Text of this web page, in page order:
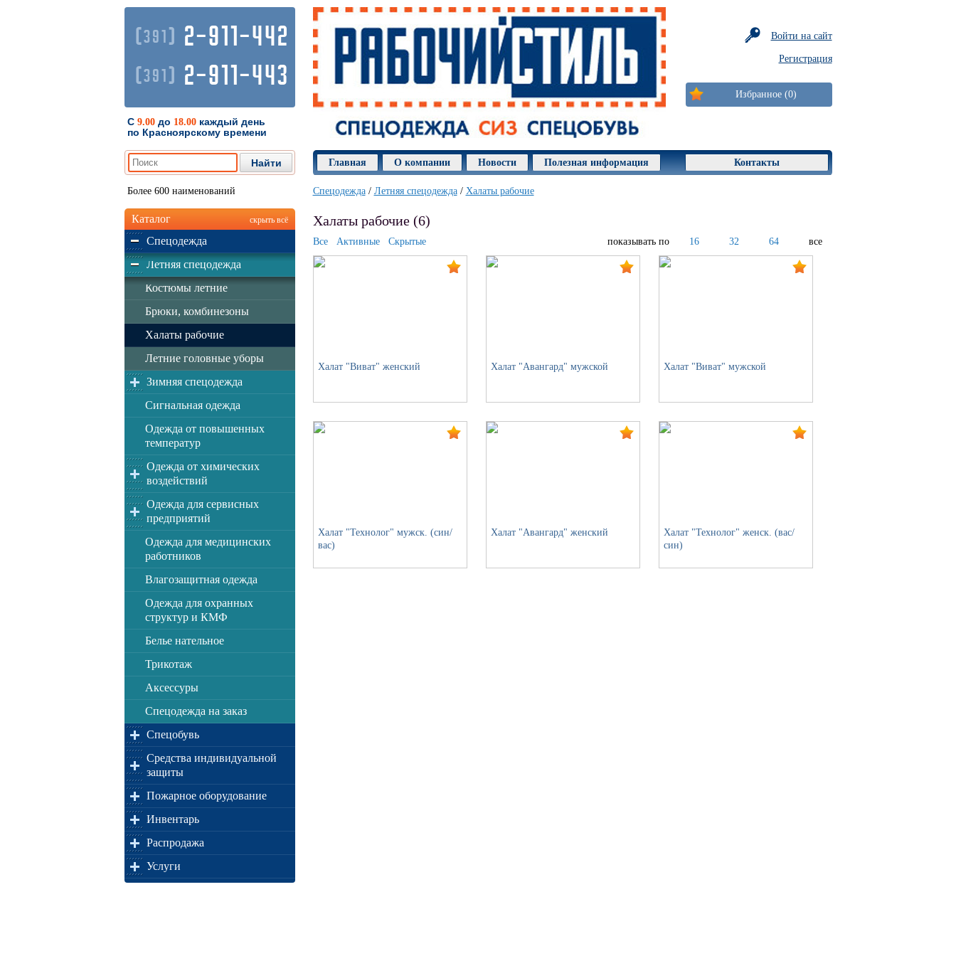
(391) 2-911-442
(391) 2-911-443
С 9.00до 18.00каждый день
по Красноярскому времени
Войти на сайт
Регистрация
Избранное (0)
Главная О компании Новости Полезная информация Контакты
Более 600 наименований
Каталог скрыть всё
Спецодежда
Летняя спецодежда
Костюмы летние
Брюки, комбинезоны
Халаты рабочие
Летние головные уборы
Зимняя спецодежда
Сигнальная одежда
Одежда от повышенных
температур
Одежда от химических
воздействий
Одежда для сервисных
предприятий
Одежда для медицинских
работников
Влагозащитная одежда
Одежда для охранных
структур и КМФ
Белье нательное
Трикотаж
Аксессуры
Спецодежда на заказ
Спецобувь
Средства индивидуальной
защиты
Пожарное оборудование
Инвентарь
Распродажа
Услуги
Спецодежда/ Летняя спецодежда/ Халаты рабочие
Халаты рабочие (6)
Все Активные Скрытые все
64
32
16
показывать по
Халат "Виват" женский Халат "Авангард" мужской Халат "Виват" мужской
Халат "Технолог" мужск. (син/
вас)
Халат "Авангард" женский
Халат "Технолог" женск. (вас/
син)